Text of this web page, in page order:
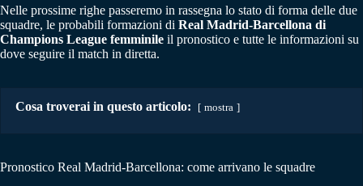
Nelle prossime righe passeremo in rassegna lo stato di forma delle due
squadre, le probabili formazioni di Real Madrid-Barcellona di
Champions League femminile il pronostico e tutte le informazioni su
dove seguire il match in diretta.
Cosa troverai in questo articolo: mostra
Pronostico Real Madrid-Barcellona: come arrivano le squadre